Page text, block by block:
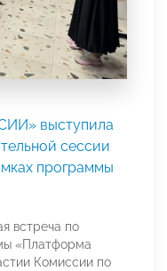
выступила
сессии
программы
встреча по
«Платформа
Комиссии по